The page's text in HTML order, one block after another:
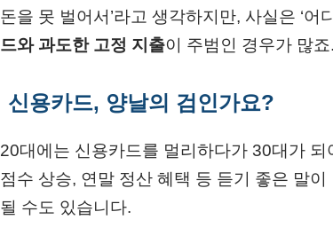
돈을 못 벌어서’라고 생각하지만, 사실은 ‘
드와 과도한 고정 지출이 주범인 경우가 많죠.
신용카드, 양날의 검인가요?
20대에는 신용카드를 멀리하다가 30대가
점수 상승, 연말 정산 혜택 등 듣기 좋은 말
될 수도 있습니다.